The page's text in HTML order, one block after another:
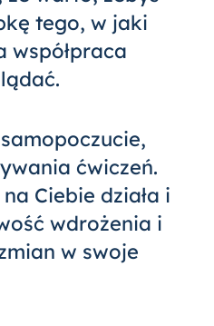
tego, w jaki
współpraca
ćwiczeń.
Ciebie działa i
wdrożenia i
w swoje